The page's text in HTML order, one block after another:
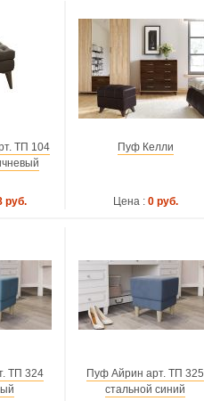
ТП 104
руб.
Пуф Келли
Цена : 0 руб.
ТП 324
Пуф Айрин арт. ТП 325
стальной синий